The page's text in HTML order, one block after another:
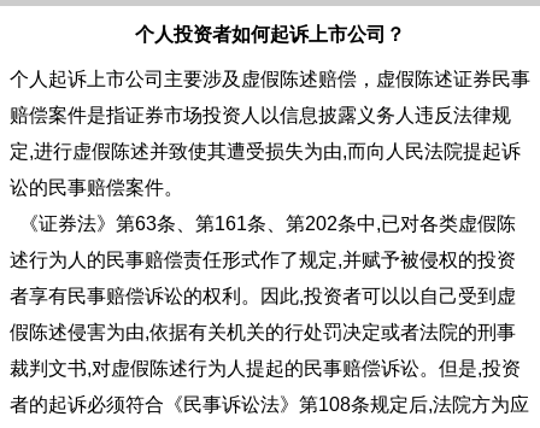
个人投资者如何起诉上市公司？
个人起诉上市公司主要涉及虚假陈述赔偿，虚假陈述证券民事
赔偿案件是指证券市场投资人以信息披露义务人违反法律规
定,进行虚假陈述并致使其遭受损失为由,而向人民法院提起诉
讼的民事赔偿案件。
《证券法》第63条、第161条、第202条中,已对各类虚假陈
述行为人的民事赔偿责任形式作了规定,并赋予被侵权的投资
者享有民事赔偿诉讼的权利。因此,投资者可以以自己受到虚
假陈述侵害为由,依据有关机关的行处罚决定或者法院的刑事
裁判文书,对虚假陈述行为人提起的民事赔偿诉讼。但是,投资
者的起诉必须符合《民事诉讼法》第108条规定后,法院方为应